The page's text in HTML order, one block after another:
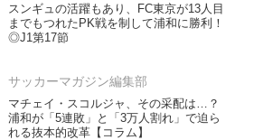
スンギュの活躍もあり、FC東京が13人目
までもつれたPK戦を制して浦和に勝利！
◎J1第17節
サッカーマガジン編集部
マチェイ・スコルジャ、その采配は…？
浦和が「5連敗」と「3万人割れ」で迫ら
れる抜本的改革【コラム】